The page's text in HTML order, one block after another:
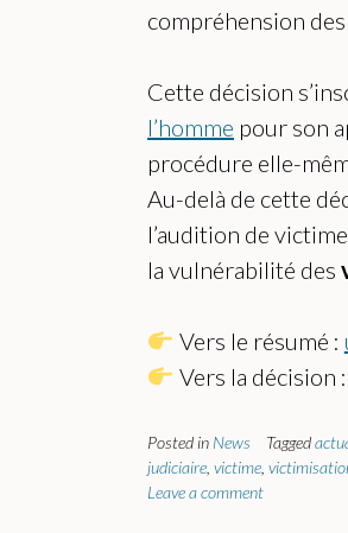
compréhension des
Cette décision
l’homme pour son
procédure elle-
Au-delà de cette
l’audition de
la vulnérabilité des
Vers le résumé :
Vers la décision :
Posted in News Tagged
judiciaire victime
Leave a comment